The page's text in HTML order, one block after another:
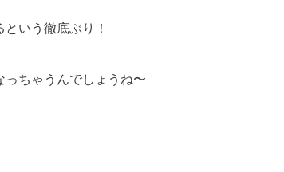
いう徹底ぶり！
っちゃうんでしょうね〜